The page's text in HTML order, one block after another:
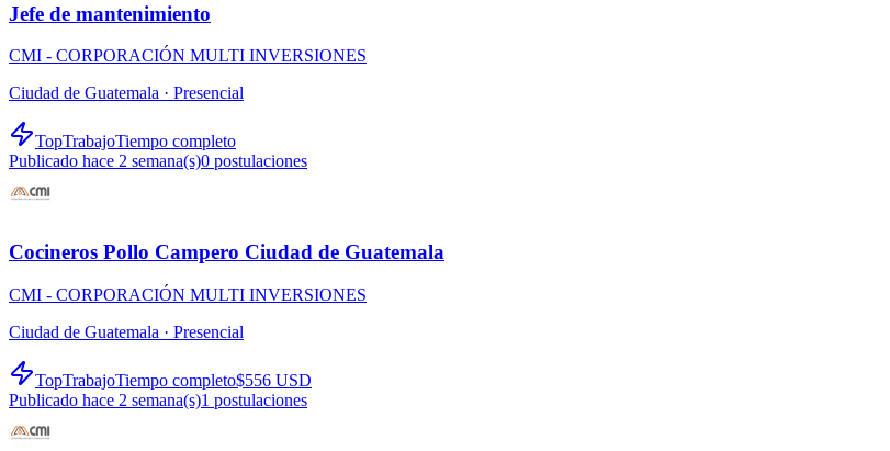
Jefe de mantenimiento
CMI - CORPORACIÓN MULTI INVERSIONES
Ciudad de Guatemala · Presencial
TopTrabajoTiempo completo
Publicado hace 2 semana(s)0 postulaciones
Cocineros Pollo Campero Ciudad de Guatemala
CMI - CORPORACIÓN MULTI INVERSIONES
Ciudad de Guatemala · Presencial
TopTrabajoTiempo completo$556 USD
Publicado hace 2 semana(s)1 postulaciones